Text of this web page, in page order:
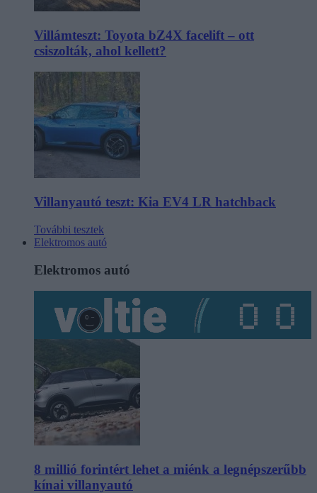
Villámteszt: Toyota bZ4X facelift – ott
csiszolták, ahol kellett?
Villanyautó teszt: Kia EV4 LR hatchback
További tesztek
Elektromos autó
Elektromos autó
8 millió forintért lehet a miénk a legnépszerűbb
kínai villanyautó